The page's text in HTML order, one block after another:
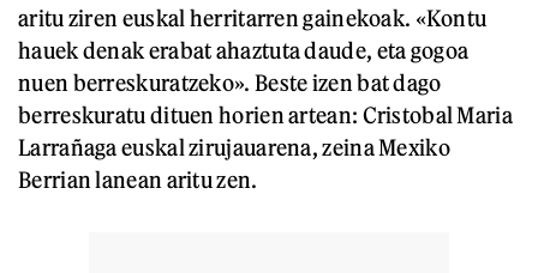
aritu ziren euskal herritarren gainekoak. «Kontu
hauek denak erabat ahaztuta daude, eta gogoa
nuen berreskuratzeko». Beste izen bat dago
berreskuratu dituen horien artean: Cristobal Maria
Larrañaga euskal zirujauarena, zeina Mexiko
Berrian lanean aritu zen.